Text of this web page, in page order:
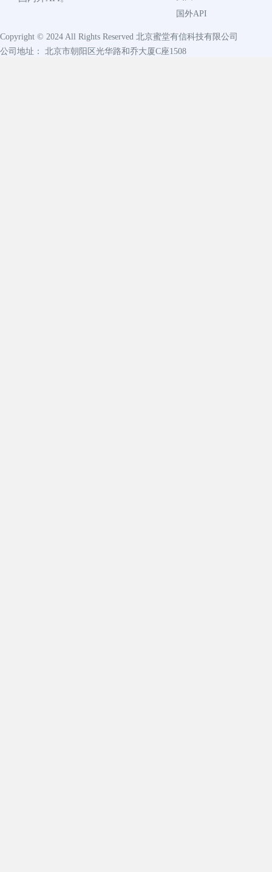
国外API
Copyright © 2024 All Rights Reserved 北京蜜堂有信科技有限公司
公司地址： 北京市朝阳区光华路和乔大厦C座1508